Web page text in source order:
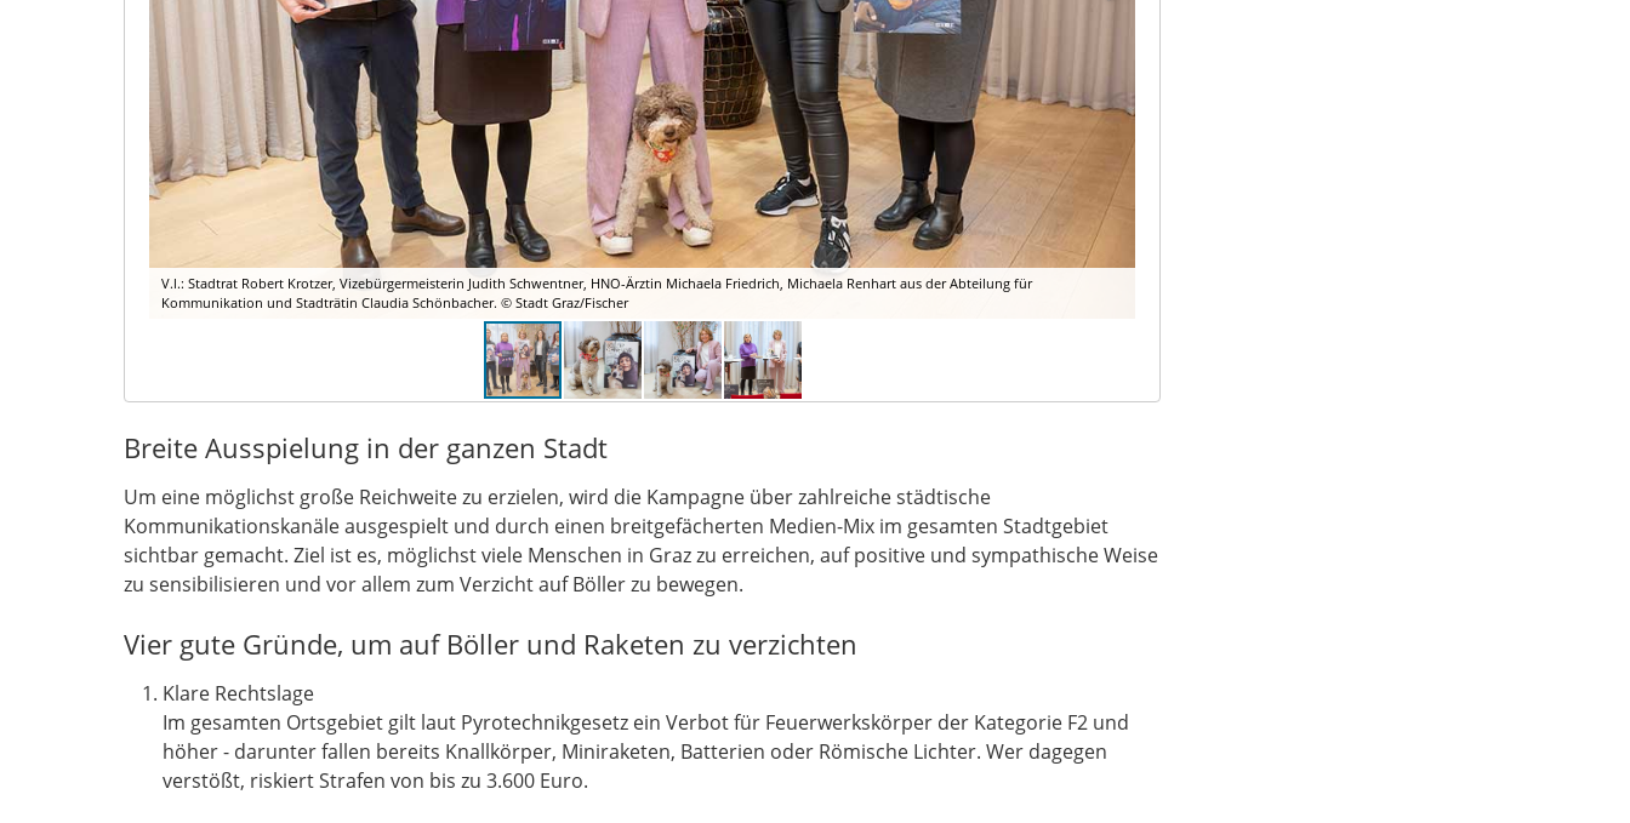
V.l.: Stadtrat Robert Krotzer, Vizebürgermeisterin Judith Schwentner, HNO-Ärztin Michaela Friedrich, Michaela Renhart aus der Abteilung für
Kommunikation und Stadträtin Claudia Schönbacher. © Stadt Graz/Fischer
Breite Ausspielung in der ganzen Stadt
Um eine möglichst große Reichweite zu erzielen, wird die Kampagne über zahlreiche städtische
Kommunikationskanäle ausgespielt und durch einen breitgefächerten Medien-Mix im gesamten Stadtgebiet
sichtbar gemacht. Ziel ist es, möglichst viele Menschen in Graz zu erreichen, auf positive und sympathische Weise
zu sensibilisieren und vor allem zum Verzicht auf Böller zu bewegen.
Vier gute Gründe, um auf Böller und Raketen zu verzichten
Klare Rechtslage
Im gesamten Ortsgebiet gilt laut Pyrotechnikgesetz ein Verbot für Feuerwerkskörper der Kategorie F2 und
höher - darunter fallen bereits Knallkörper, Miniraketen, Batterien oder Römische Lichter. Wer dagegen
verstößt, riskiert Strafen von bis zu 3.600 Euro.